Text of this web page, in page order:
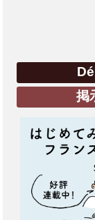
掲